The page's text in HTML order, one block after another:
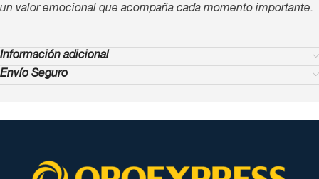
un valor emocional que acompaña cada momento importante.
Información adicional
Envío Seguro